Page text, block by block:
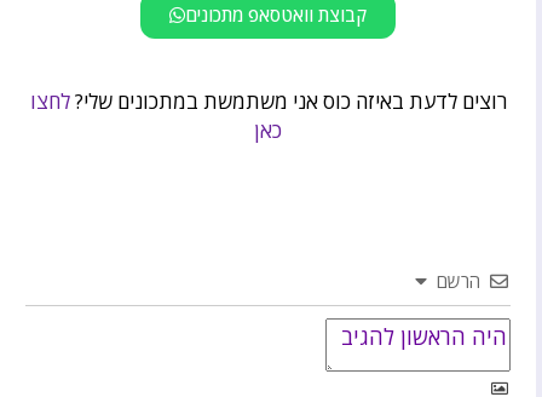
קבוצת וואטסאפ מתכונים
רוצים לדעת באיזה כוס אני משתמשת במתכונים שלי?לחצו
כאן
הרשם